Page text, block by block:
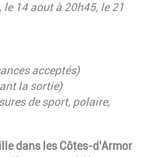
le 14 aout à 20h45, le 21
acceptés)
la sortie)
de sport, polaire,
dans les Côtes-d’Armor